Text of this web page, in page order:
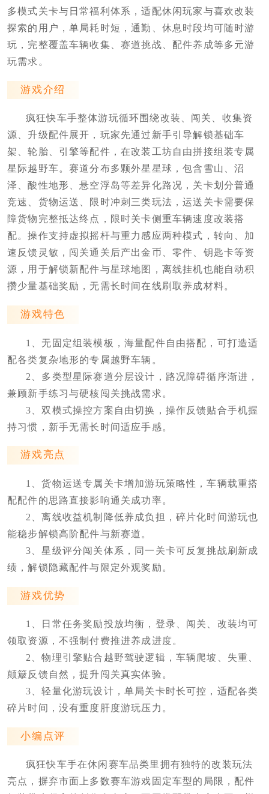
多模式关卡与日常福利体系，适配休闲玩家与喜欢改装
探索的用户，单局耗时短，通勤、休息时段均可随时游
玩，完整覆盖车辆收集、赛道挑战、配件养成等多元游
玩需求。
游戏介绍
疯狂快车手整体游玩循环围绕改装、闯关、收集资
源、升级配件展开，玩家先通过新手引导解锁基础车
架、轮胎、引擎等配件，在改装工坊自由拼接组装专属
星际越野车。赛道分布多颗外星星球，包含雪山、沼
泽、酸性地形、悬空浮岛等差异化路况，关卡划分普通
竞速、货物运送、限时冲刺三类玩法，运送关卡需要保
障货物完整抵达终点，限时关卡侧重车辆速度改装搭
配。操作支持虚拟摇杆与重力感应两种模式，转向、加
速反馈灵敏，闯关通关后产出金币、零件、钥匙卡等资
源，用于解锁新配件与星球地图，离线挂机也能自动积
攒少量基础奖励，无需长时间在线刷取养成材料。
游戏特色
1、无固定组装模板，海量配件自由搭配，可打造适
配各类复杂地形的专属越野车辆。
2、多类型星际赛道分层设计，路况障碍循序渐进，
兼顾新手练习与硬核闯关挑战需求。
3、双模式操控方案自由切换，操作反馈贴合手机握
持习惯，新手无需长时间适应手感。
游戏亮点
1、货物运送专属关卡增加游玩策略性，车辆载重搭
配配件的思路直接影响通关成功率。
2、离线收益机制降低养成负担，碎片化时间游玩也
能稳步解锁高阶配件与新赛道。
3、星级评分闯关体系，同一关卡可反复挑战刷新成
绩，解锁隐藏配件与限定外观奖励。
游戏优势
1、日常任务奖励投放均衡，登录、闯关、改装均可
领取资源，不强制付费推进养成进度。
2、物理引擎贴合越野驾驶逻辑，车辆爬坡、失重、
颠簸反馈自然，提升闯关真实体验。
3、轻量化游玩设计，单局关卡时长可控，适配各类
碎片时间，没有重度肝度游玩压力。
小编点评
疯狂快车手在休闲赛车品类里拥有独特的改装玩法
亮点，摒弃市面上多数赛车游戏固定车型的局限，配件